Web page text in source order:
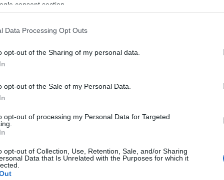
consent section.
Data Processing Opt Outs
opt-out of the Sharing of my personal data.
opt-out of the Sale of my Personal Data.
opt-out of processing my Personal Data for Targeted
opt-out of Collection, Use, Retention, Sale, and/or Sharing
Data that Is Unrelated with the Purposes for which it
2003-asThe Blues: A Musical Journey(A blues: egy
munkálataiban is. Az elmúlt években a zenész
de ettől függetlenül fellépett
elmondása szerint a zenész egy
halálát műtét utáni komplikációk
bécsi koncertjéről, ahol már Cosey is a csapat